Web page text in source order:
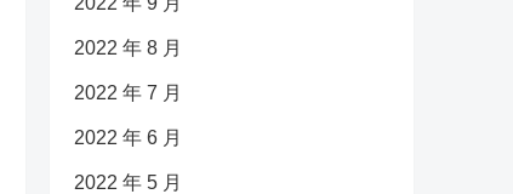
2022 年 8 月
2022 年 7 月
2022 年 6 月
2022 年 5 月